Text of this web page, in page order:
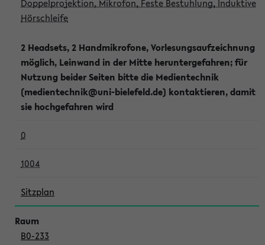
Doppelprojektion, Mikrofon, Feste Bestuhlung, Induktive
Hörschleife
2 Headsets, 2 Handmikrofone, Vorlesungsaufzeichnung
möglich, Leinwand in der Mitte heruntergefahren; für
Nutzung beider Seiten bitte die Medientechnik
(medientechnik@uni-bielefeld.de) kontaktieren, damit
sie hochgefahren wird
0
1004
Sitzplan
B0-233